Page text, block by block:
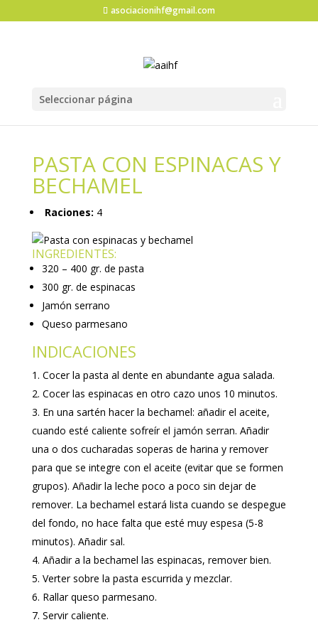
asociacionihf@gmail.com
Seleccionar página
PASTA CON ESPINACAS Y
BECHAMEL
Raciones: 4
INGREDIENTES:
320 – 400 gr. de pasta
300 gr. de espinacas
Jamón serrano
Queso parmesano
INDICACIONES
Cocer la pasta al dente en abundante agua salada.
Cocer las espinacas en otro cazo unos 10 minutos.
En una sartén hacer la bechamel: añadir el aceite,
cuando esté caliente sofreír el jamón serran. Añadir
una o dos cucharadas soperas de harina y remover
para que se integre con el aceite (evitar que se formen
grupos). Añadir la leche poco a poco sin dejar de
remover. La bechamel estará lista cuando se despegue
del fondo, no hace falta que esté muy espesa (5-8
minutos). Añadir sal.
Añadir a la bechamel las espinacas, remover bien.
Verter sobre la pasta escurrida y mezclar.
Rallar queso parmesano.
Servir caliente.